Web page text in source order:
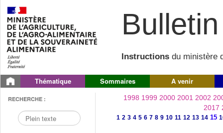
Instructions du ministère
Thématique Sommaires A venir
RECHERCHE : 1998 1999 2000 2001 2002
2017
1 2 3 4 5 6 7 8 9 10 11 12 13 14 15